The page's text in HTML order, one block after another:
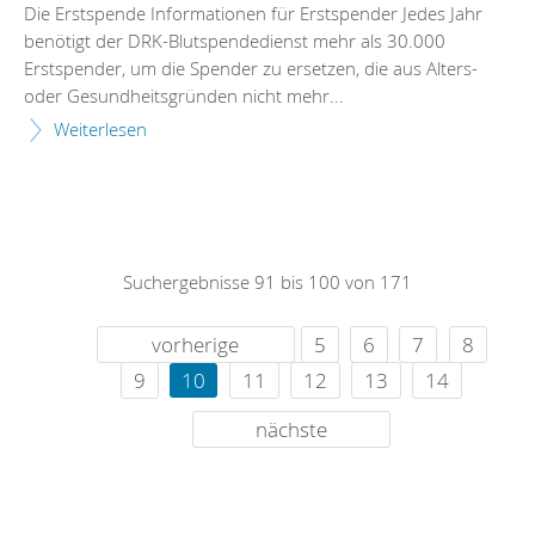
Die Erstspende Informationen für Erstspender Jedes Jahr
benötigt der DRK-Blutspendedienst mehr als 30.000
Erstspender, um die Spender zu ersetzen, die aus Alters-
oder Gesundheitsgründen nicht mehr...
Weiterlesen
Suchergebnisse 91 bis 100 von 171
vorherige 5 6 7
8
9
10 11 12 13
14
nächste